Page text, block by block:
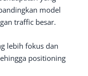
model
traffic besar.
lebih fokus dan
positioning